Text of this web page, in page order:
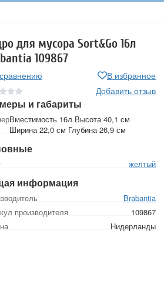
для мусора Sort&Go 16л
109867
В избранное
Добавить отзыв
и габариты
Вместимость 16л Высота 40,1 см
Ширина 22,0 см Глубина 26,9 см
желтый
информация
Brabantia
производителя
109867
Нидерланды